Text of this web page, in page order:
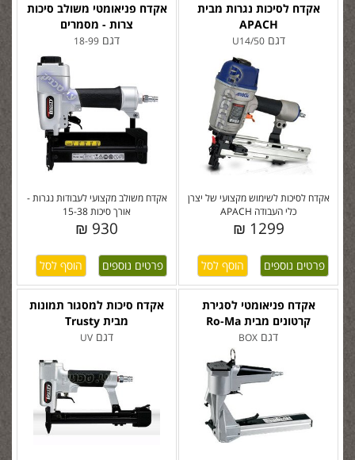
אקדח פניאומטי משולב סיכות
צרות - מסמרים
דגם 18-99
אקדח משולב מקצועי לעבודות נגרות -
אורך סיכות 15-38
930 ₪
פרטים נוספים
אקדח לסיכות נגרות מבית
APACH
דגםU14/50
אקדח לסיכות לשימוש מקצועי של יצרן
כלי העבודה APACH
1299 ₪
פרטים נוספים
אקדח סיכות למסגור תמונות
מבית Trusty
דגם UV
אקדח פניאומטי לסגירת
קרטונים מבית Ro-Ma
דגם BOX